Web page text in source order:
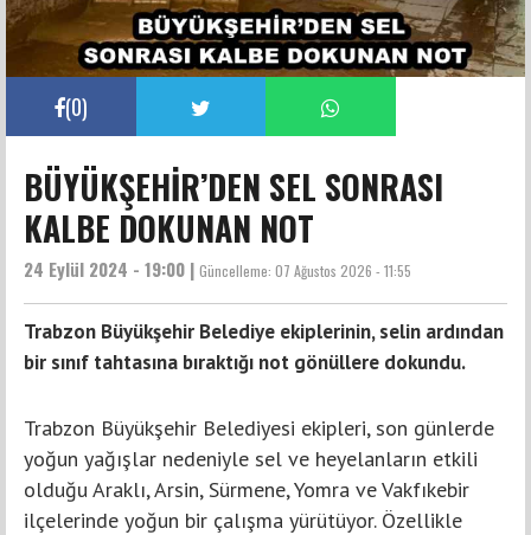
(0)
BÜYÜKŞEHİR’DEN SEL SONRASI
KALBE DOKUNAN NOT
24 Eylül 2024 - 19:00 | Güncelleme: 07 Ağustos 2026 - 11:55
Trabzon Büyükşehir Belediye ekiplerinin, selin ardından
bir sınıf tahtasına bıraktığı not gönüllere dokundu.
Trabzon Büyükşehir Belediyesi ekipleri, son günlerde
yoğun yağışlar nedeniyle sel ve heyelanların etkili
olduğu Araklı, Arsin, Sürmene, Yomra ve Vakfıkebir
ilçelerinde yoğun bir çalışma yürütüyor. Özellikle